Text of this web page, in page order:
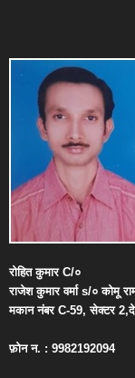
रोहित कुमारC/०
राजेश कुमार वर्माs/० कोमू
मकान नंबरC-59,सेक्टर2,
फ़ोन न. : 9982192094